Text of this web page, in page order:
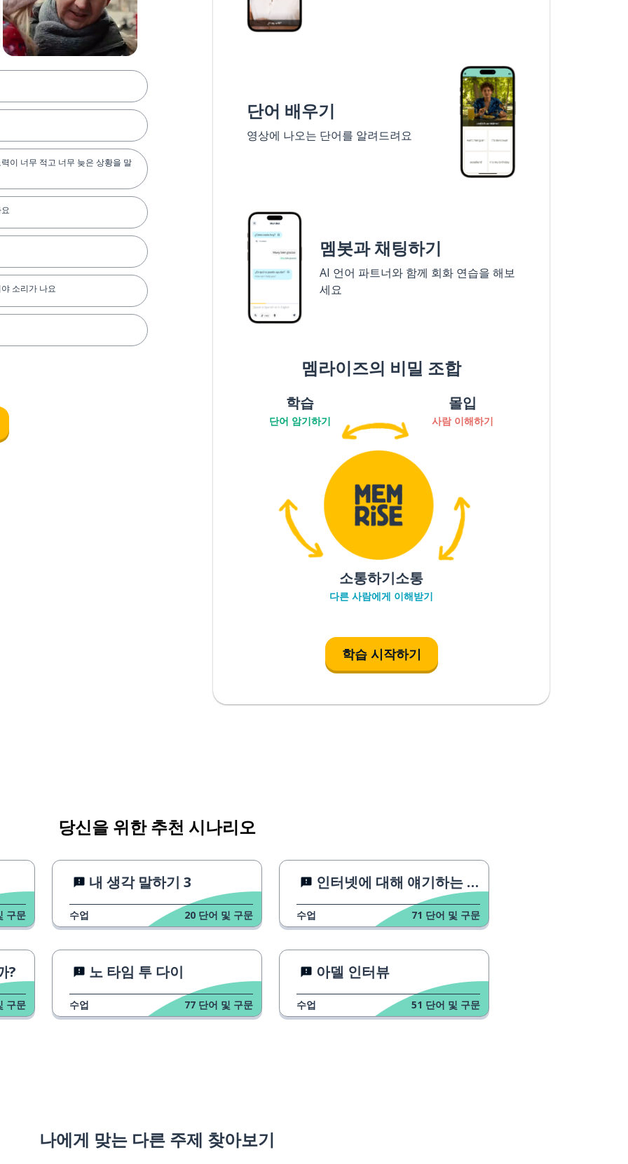
이 너무 적고 너무 늦은 상황을 말
소리가 나요
잃어요
단어 배우기
영상에 나오는 단어를 알려드려요
멤봇과 채팅하기
AI 언어 파트너와 함께 회화 연습을 해보
세요
멤라이즈의 비밀 조합
학습
단어 암기하기
몰입
사람 이해하기
소통하기소통
다른 사람에게 이해받기
학습 시작하기
당신을 위한 추천 시나리오
구문
내 생각 말하기 3
수업 20 단어 및 구문
인터넷에 대해 얘기하는 아이들
수업 71 단어 및 구문
?
구문
노 타임 투 다이
수업 77 단어 및 구문
아델 인터뷰
수업 51 단어 및 구문
나에게 맞는 다른 주제 찾아보기